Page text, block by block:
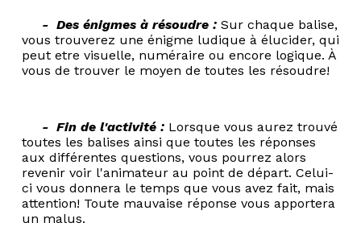
- Des énigmes à résoudre : Sur chaque balise,
vous trouverez une énigme ludique à élucider, qui
peut etre visuelle, numéraire ou encore logique. À
vous de trouver le moyen de toutes les résoudre!
- Fin de l'activité : Lorsque vous aurez trouvé
toutes les balises ainsi que toutes les réponses
aux différentes questions, vous pourrez alors
revenir voir l'animateur au point de départ. Celui-
ci vous donnera le temps que vous avez fait, mais
attention! Toute mauvaise réponse vous apportera
un malus.